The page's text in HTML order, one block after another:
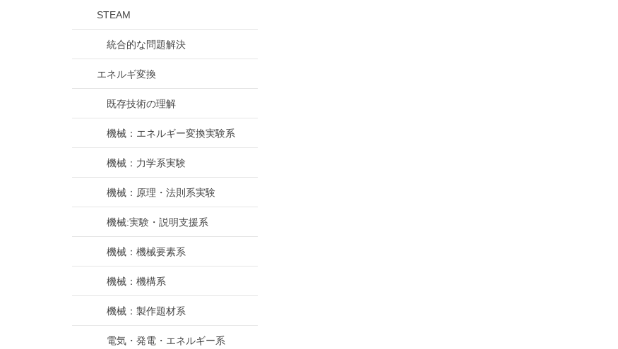
STEAM
統合的な問題解決
エネルギ変換
既存技術の理解
機械：エネルギー変換実験系
機械：力学系実験
機械：原理・法則系実験
機械:実験・説明支援系
機械：機械要素系
機械：機構系
機械：製作題材系
電気・発電・エネルギー系